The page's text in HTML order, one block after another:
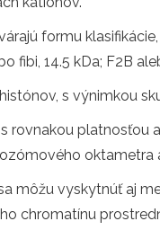
formu
fibi, 14.5 kDa; F2B
s výnimkou
s rovnakou
oktametra
môžu vyskytnúť aj
chromatínu